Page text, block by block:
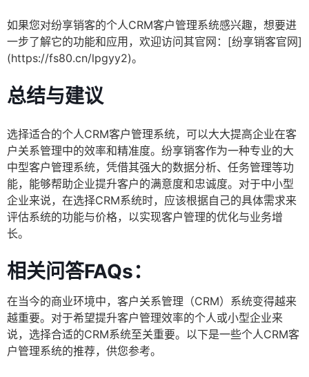
如果您对纷享销客的个人CRM客户管理系统感兴趣，想要进
一步了解它的功能和应用，欢迎访问其官网：[纷享销客官网]
(https://fs80.cn/lpgyy2)。
总结与建议
选择适合的个人CRM客户管理系统，可以大大提高企业在客
户关系管理中的效率和精准度。纷享销客作为一种专业的大
中型客户管理系统，凭借其强大的数据分析、任务管理等功
能，能够帮助企业提升客户的满意度和忠诚度。对于中小型
企业来说，在选择CRM系统时，应该根据自己的具体需求来
评估系统的功能与价格，以实现客户管理的优化与业务增
长。
相关问答FAQs：
在当今的商业环境中，客户关系管理（CRM）系统变得越来
越重要。对于希望提升客户管理效率的个人或小型企业来
说，选择合适的CRM系统至关重要。以下是一些个人CRM客
户管理系统的推荐，供您参考。